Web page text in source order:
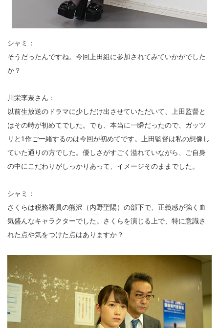
シャミ：
そうだったんですね。今回上田組に参加されてみていかがでした
か？
川栄李奈さん：
以前生放送のドラマに少しだけ出させていただいて、上田監督と
はその時が初めてでした。でも、本当に一瞬だったので、ガッツ
リと1作ご一緒するのは今回が初めてです。上田監督は私の想像し
ていた通りの方でした。優しさがすごく溢れていながら、ご自身
の中にこだわりがしっかりあって、イメージそのままでした。
シャミ：
さくらは税務署員の熊沢（内野聖陽）の部下で、正義感が強く血
気盛んなキャラクターでした。さくらを演じる上で、特に意識さ
れた点や気をつけた点はありますか？